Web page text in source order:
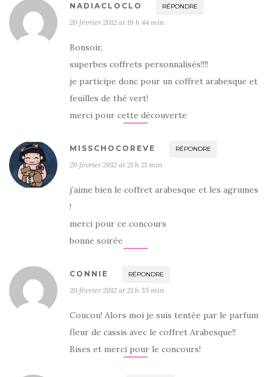
NADIACLOCLO RÉPONDRE
20 février 2012 at 19 h 44 min
Bonsoir,
superbes coffrets personnalisés!!!!
je participe donc pour un coffret arabesque et
feuilles de thé vert!
merci pour cette découverte
MISSCHOCOREVE RÉPONDRE
20 février 2012 at 21 h 21 min
j’aime bien le coffret arabesque et les agrumes
!
merci pour ce concours
bonne soirée
CONNIE RÉPONDRE
20 février 2012 at 21 h 35 min
Coucou! Alors moi je suis tentée par le parfum
fleur de cassis avec le coffret Arabesque!!
Bises et merci pour le concours!